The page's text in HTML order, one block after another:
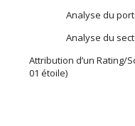
Analyse du
Analyse du
Attribution d’un Rating/
01 étoile)